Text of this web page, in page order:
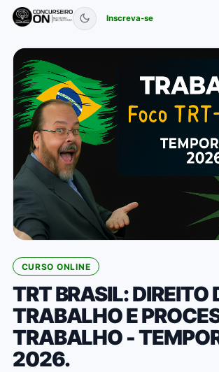
Inscreva-se
CURSO ONLINE
TRT BRASIL: DIREITO
TRABALHO E
TRABALHO -
2026.